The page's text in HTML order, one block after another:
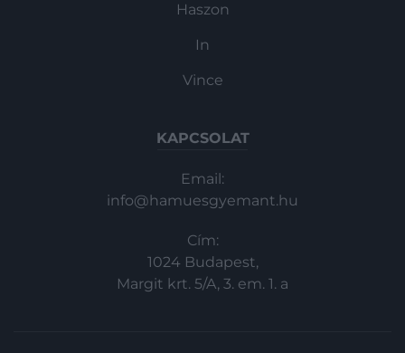
Haszon
In
Vince
KAPCSOLAT
Email:
info@hamuesgyemant.hu
Cím:
1024 Budapest,
Margit krt. 5/A, 3. em. 1. a